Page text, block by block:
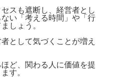
スも遮断し、経営者とし
い「考える時間」や「行
しょう。
として気づくことが増え
ど、関わる人に価値を提
す。